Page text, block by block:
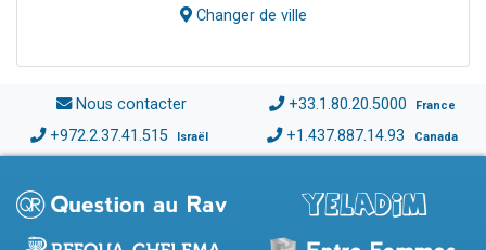
Changer de ville
Nous contacter +33.1.80.20.5000 France
+972.2.37.41.515 Israël +1.437.887.14.93 Canada